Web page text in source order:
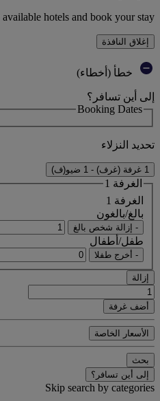
hotels and book your stay
إغلاق النافذة
خطأ (أخطاء)
إلى أين تسافر؟
Booking Dates
تحديد النزلاء
1 غرفة (غرف) - 1 ضيو(ف)
الغرفة 1
الغرفة 1
بالغ/بالغون
- إزالة شخص بالغ
طفل/أطفال
- أخرج طفلا
إزالة
أضف غرفة
الأسعار الخاصة
بحث
إلى أين تسافر؟
Skip search by categories